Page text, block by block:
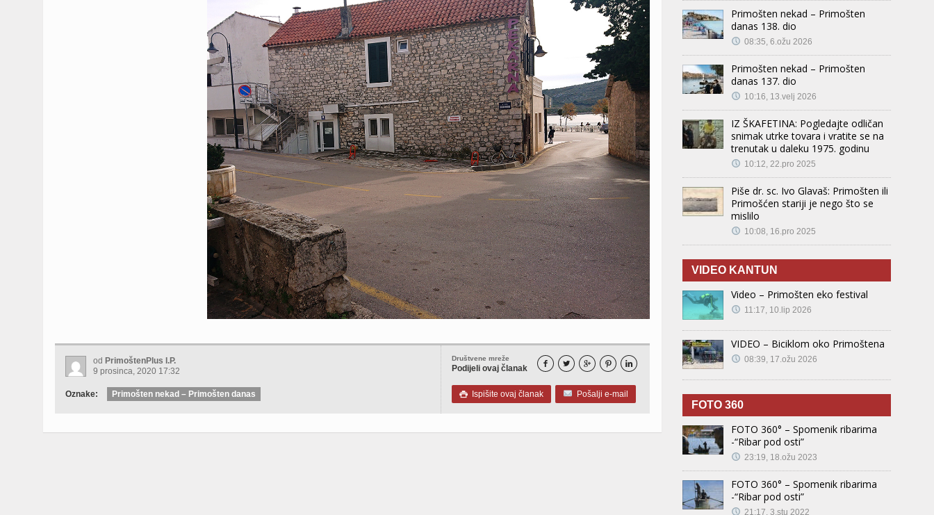
Društvene mreže
Podijeli ovaj članak     
 Ispišite ovaj članak Pošalji e-mail
od PrimoštenPlus I.P.
9 prosinca, 2020 17:32
Oznake: Primošten nekad – Primošten danas
Primošten nekad – Primošten
danas 138. dio
08:35, 6.ožu 2026
Primošten nekad – Primošten
danas 137. dio
10:16, 13.velj 2026
IZ ŠKAFETINA: Pogledajte odličan
snimak utrke tovara i vratite se na
trenutak u daleku 1975. godinu
10:12, 22.pro 2025
Piše dr. sc. Ivo Glavaš: Primošten ili
Primošćen stariji je nego što se
mislilo
10:08, 16.pro 2025
VIDEO KANTUN
Video – Primošten eko festival
11:17, 10.lip 2026
VIDEO – Biciklom oko Primoštena
08:39, 17.ožu 2026
FOTO 360
FOTO 360° – Spomenik ribarima
-“Ribar pod osti”
23:19, 18.ožu 2023
FOTO 360° – Spomenik ribarima
-“Ribar pod osti”
21:17, 3.stu 2022